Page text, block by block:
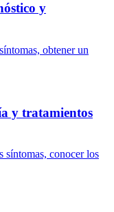
y
obtener un
y tratamientos
síntomas, conocer los